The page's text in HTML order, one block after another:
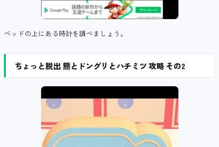
ベッドの上にある時計を調べましょう。
ちょっと脱出 熊とドングリとハチミツ 攻略 その2